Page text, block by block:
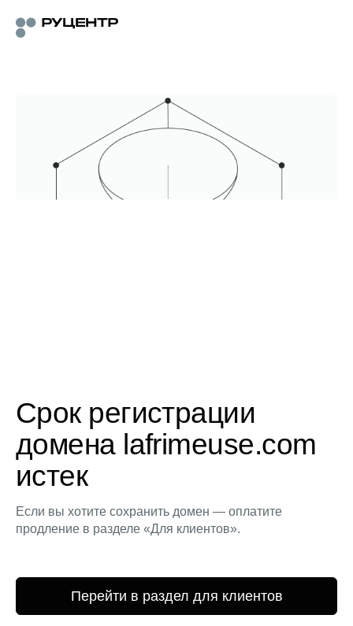
Срок регистрации
домена lafrimeuse.com
истек
Если вы хотите сохранить домен — оплатите
продление в разделе «Для клиентов».
Перейти в раздел для клиентов